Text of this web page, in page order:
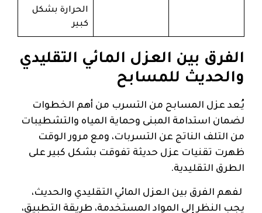
الحرارة بشكل
كبير
الفرق بين العزل المائي التقليدي
والحديث للمسابح
يُعد عزل المسابح من التسرب من أهم الخطوات
لضمان استدامة المبنى وحماية المياه والتشطيبات
من التلف الناتج عن التسربات، ومع مرور الوقت
ظهرت تقنيات عزل حديثة تفوقت بشكل كبير على
الطرق التقليدية.
لفهم الفرق بين العزل المائي التقليدي والحديث،
يجب النظر إلى المواد المستخدمة، طريقة التطبيق،